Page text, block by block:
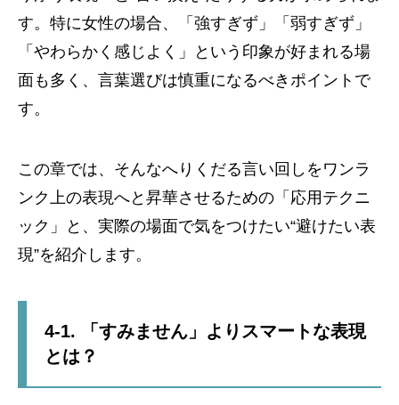
す。特に女性の場合、「強すぎず」「弱すぎず」
「やわらかく感じよく」という印象が好まれる場
面も多く、言葉選びは慎重になるべきポイントで
す。
この章では、そんなへりくだる言い回しをワンラ
ンク上の表現へと昇華させるための「応用テクニ
ック」と、実際の場面で気をつけたい“避けたい表
現”を紹介します。
4-1. 「すみません」よりスマートな表現
とは？